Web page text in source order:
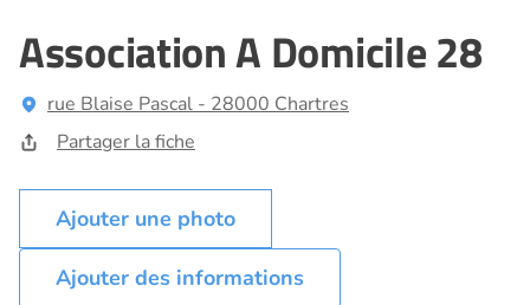
Association A Domicile 28
rue Blaise Pascal - 28000 Chartres
Partager la fiche
Ajouter des informations